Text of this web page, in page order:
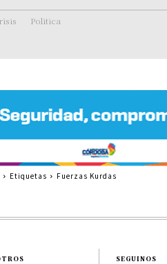
Politica
Etiquetas Fuerzas Kurdas
SEGUINOS